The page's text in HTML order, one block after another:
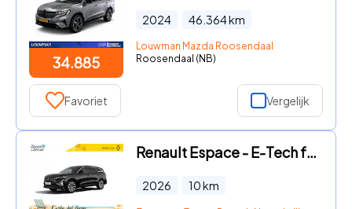
34.885
2024 46.364km
Louwman Mazda Roosendaal
Roosendaal (NB)
Favoriet Vergelijk
Renault Espace - E-Tech full hybrid 200 techno 5p. NU met GRATIS 5 jaar fabri
2026 10km